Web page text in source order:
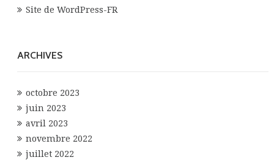
Site de WordPress-FR
ARCHIVES
octobre 2023
juin 2023
avril 2023
novembre 2022
juillet 2022